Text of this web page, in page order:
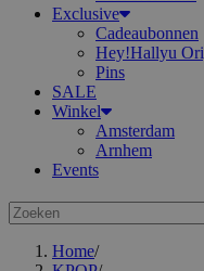
Exclusive
Cadeaubonnen
Hey!Hallyu
Pins
SALE
Winkel
Amsterdam
Arnhem
Events
Zoeken
Home/